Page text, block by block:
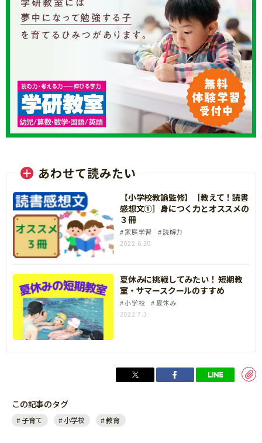
あわせて読みたい
【小学校教諭監修】［教えて！読書
感想文①］身につく力とオススメの
３冊
家庭学習
読解力
2022.6.30
夏休みに挑戦してみたい！ 短期教
室・サマースクールのすすめ
小学校
夏休み
2022.7.3
この記事のタグ
子育て 小学校 教育